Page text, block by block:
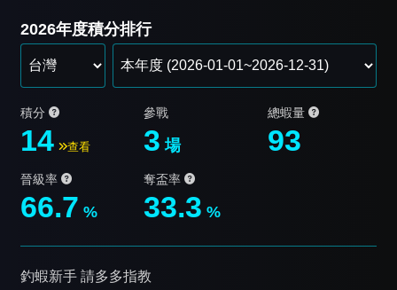
2026年度積分排行
積分
14 查看
參戰
3場
總蝦量
93
晉級率
66.7%
奪盃率
33.3 %
釣蝦新手 請多多指教